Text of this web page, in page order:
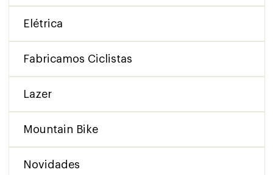
Elétrica
Fabricamos Ciclistas
Lazer
Mountain Bike
Novidades